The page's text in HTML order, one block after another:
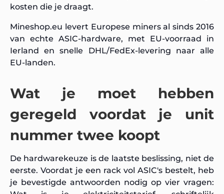
kosten die je draagt.
Mineshop.eu levert Europese miners al sinds 2016
van echte ASIC-hardware, met EU-voorraad in
Ierland en snelle DHL/FedEx-levering naar alle
EU-landen.
Wat je moet hebben
geregeld voordat je unit
nummer twee koopt
De hardwarekeuze is de laatste beslissing, niet de
eerste. Voordat je een rack vol ASIC's bestelt, heb
je bevestigde antwoorden nodig op vier vragen: